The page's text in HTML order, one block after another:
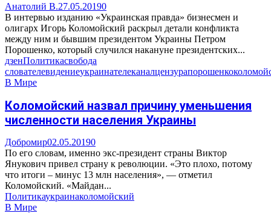
Анатолий В.27.05.20190
В интервью изданию «Украинская правда» бизнесмен и
олигарх Игорь Коломойский раскрыл детали конфликта
между ним и бывшим президентом Украины Петром
Порошенко, который случился накануне президентских...
дзенПолитикасвобода
слователевидениеукраинателеканалцензурапорошенко
В Мире
Коломойский назвал причину уменьшения
численности населения Украины
Добромир02.05.20190
По его словам, именно экс-президент страны Виктор
Янукович привел страну к революции. «Это плохо, потому
что итоги – минус 13 млн населения», — отметил
Коломойский. «Майдан...
Политикаукраинаколомойский
В Мире